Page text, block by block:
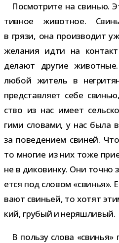
Посмотрите на сви­нью.
тив­ное живот­ное.
в грязи, она про­из­во­дит
жела­ния идти на
делают дру­гие
любой житель в
пред­став­ляет себе
ство из нас имеет
гими сло­вами, у нас была
за пове­де­нием сви­ней.
то мно­гие из них тоже
не в дико­винку. Они точно
ется под сло­вом «сви­нья».
вают сви­ньей, то хотят
кий, гру­бый и неряшливый.
В пользу слова